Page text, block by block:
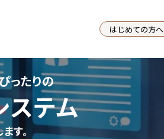
はじめての方へ
ったりの
テム
す。